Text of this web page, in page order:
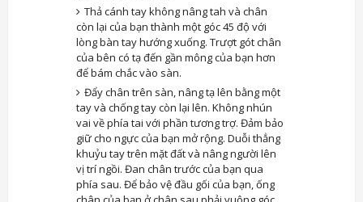
Thả cánh tay không nâng tah và chân
còn lại của bạn thành một góc 45 độ với
lòng bàn tay hướng xuống. Trượt gót chân
của bên có tạ đến gần mông của bạn hơn
để bám chắc vào sàn.
Đẩy chân trên sàn, nâng tạ lên bằng một
tay và chống tay còn lại lên. Không nhún
vai về phía tai với phần tương trợ. Đảm bảo
giữ cho ngực của bạn mở rộng. Duỗi thẳng
khuỷu tay trên mặt đất và nâng người lên
vị trí ngồi. Đan chân trước của bạn qua
phía sau. Để bảo vệ đầu gối của bạn, ống